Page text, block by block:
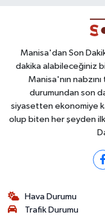
Manisa'dan Son
dakika alabileceğiniz
Manisa'nın
durumundan son
siyasetten ekonomiye
olup biten her şeyden
Hava Durumu
Trafik Durumu